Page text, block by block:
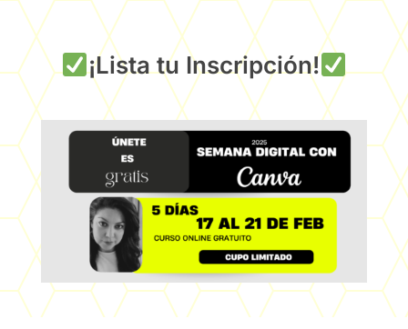
¡Lista tu Inscripción!